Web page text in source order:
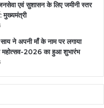
एवं सुशासन के लिए जमीनी स्तर
मुख्यमंत्री
ने अपनी माँ के नाम पर लगाया
महोत्सव-2026 का हुआ शुभारंभ